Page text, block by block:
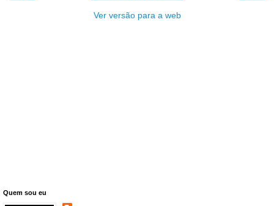
Ver versão para a web
Quem sou eu